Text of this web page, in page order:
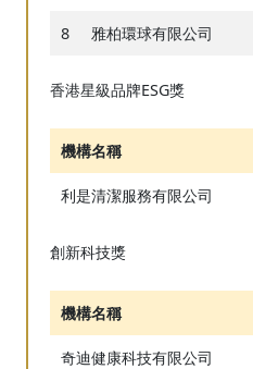
8 雅柏環球有限公司
香港星級品牌ESG獎
機構名稱
利是清潔服務有限公司
創新科技獎
機構名稱
奇迪健康科技有限公司